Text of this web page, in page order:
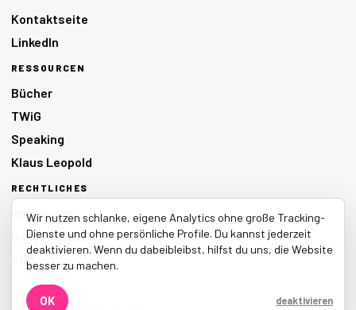
Kontaktseite
LinkedIn
RESSOURCEN
Bücher
TWiG
Speaking
Klaus Leopold
RECHTLICHES
Impressum
Datenschutz
AGB
Wir nutzen schlanke, eigene Analytics ohne große Tracking-
Dienste und ohne persönliche Profile. Du kannst jederzeit
deaktivieren. Wenn du dabeibleibst, hilfst du uns, die Website
besser zu machen.
OK deaktivieren